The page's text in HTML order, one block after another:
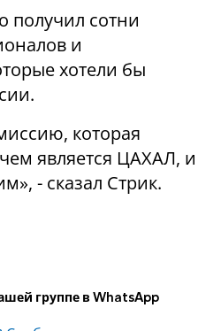
получил сотни
и
хотели бы
которая
является ЦАХАЛ, и
- сказал Стрик.
группе в WhatsApp